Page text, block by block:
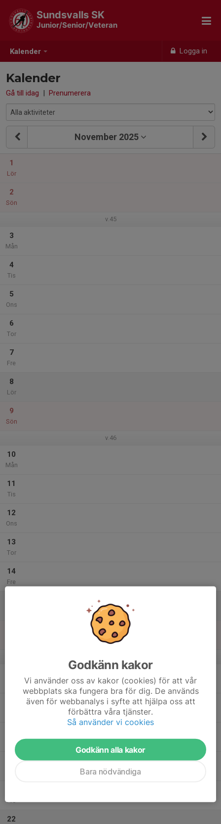
Kalender Logga in
Sundsvalls SK
Junior/Senior/Veteran
Kalender
Gå till idag | Prenumerera
November 2025
1
Lör
2
Sön
v.45
3
Mån
4
Tis
5
Ons
6
Tor
7
Fre
8
Lör
9
Sön
v.46
10
Mån
11
Tis
12
Ons
13
Tor
14
Fre
Ons
Fre
22
Godkänn kakor
Vi använder oss av kakor (cookies) för att vår
webbplats ska fungera bra för dig. De används
även för webbanalys i syfte att hjälpa oss att
förbättra våra tjänster.
Så använder vi cookies
Godkänn alla kakor
Bara nödvändiga